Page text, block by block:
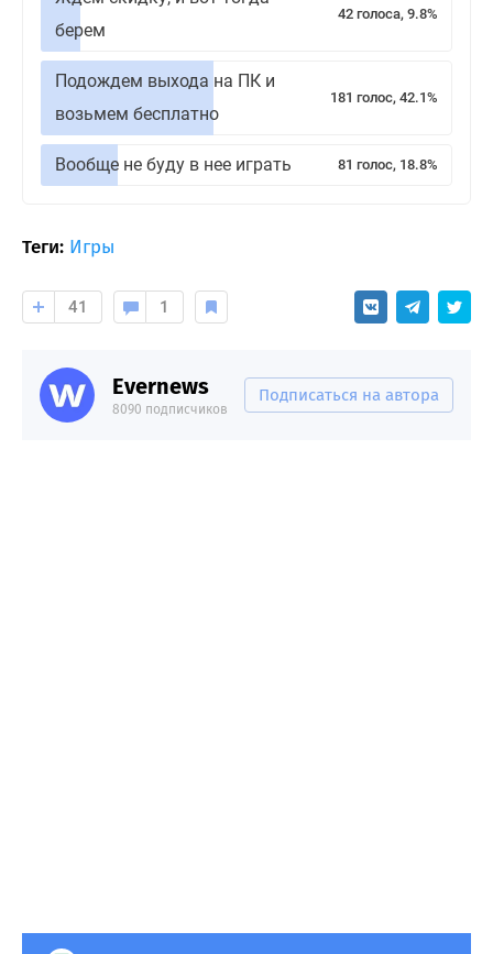
берем
42 голоса, 9.8%
Подождем выхода на ПК и
возьмем бесплатно
181 голос, 42.1%
Вообще не буду в нее играть 81 голос, 18.8%
Теги: Игры
41 1
Evernews
8090 подписчиков
Подписаться на автора